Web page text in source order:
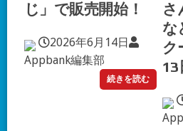
じ」で販売開始！
2026年6月14日
Appbank編集部
続きを読む
さ
な
ク
13